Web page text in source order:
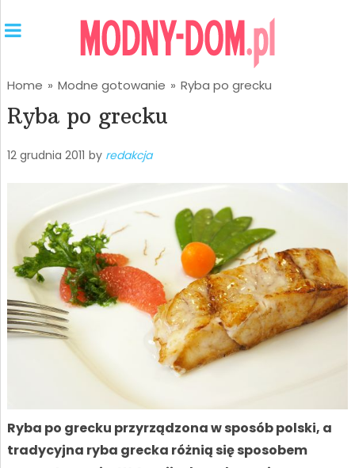
Home » Modne gotowanie » Ryba po grecku
Ryba po grecku
12 grudnia 2011 by redakcja
Ryba po grecku przyrządzona w sposób polski, a
tradycyjna ryba grecka różnią się sposobem